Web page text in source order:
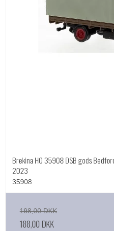
Brekina HO 35908 DSB gods
2023
35908
198,00 DKK
188,00 DKK